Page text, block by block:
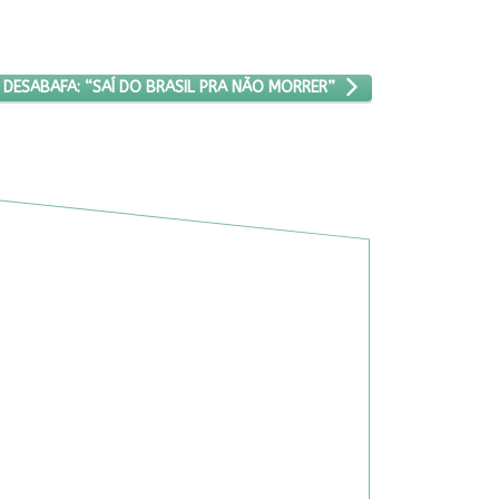
LADY CHOKEY DESABAFA: “SAÍ DO BRASIL PRA NÃO MORRER”
“SAÍ DO BRASIL PRA NÃO MORRER”